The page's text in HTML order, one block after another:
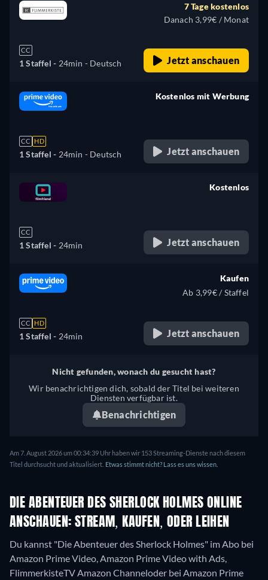
CC
1 Staffel - 24min - Deutsch
7 Tage kostenlos
Danach 3,99€ / Monat
Jetzt anschauen
CC HD
1 Staffel - 24min - Deutsch
Kostenlos mit Werbung
Jetzt anschauen
CC
1 Staffel - 24min
Kostenlos
Jetzt anschauen
CC HD
1 Staffel - 24min
Kaufen
Ab 3,99€ / Staffel
Jetzt anschauen
Nicht gefunden, wonach du gesucht hast?
Wir benachrichtigen dich, sobald der Titel bei weiteren
Diensten verfügbar ist.
Benachrichtigen
Am 7. August 2026 um 00:34:39 Uhr haben wir 153 Streaming-Dienste nach diesem
Titel durchsucht und aktualisiert. Etwas stimmt nicht? Lass es uns wissen.
DIE ABENTEUER DES SHERLOCK HOLMES ONLINE
ANSCHAUEN: STREAM, KAUFEN, ODER LEIHEN
Du kannst "Die Abenteuer des Sherlock Holmes" im Abo bei
Amazon Prime Video, Amazon Prime Video with Ads,
FlimmerkisteTV Amazon Channeloder bei Amazon Prime